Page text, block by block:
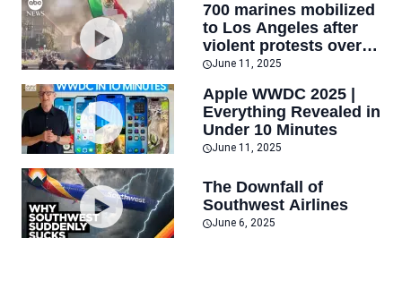
700 marines mobilized
to Los Angeles after
violent protests over
immigration raids
June 11, 2025
Apple WWDC 2025 |
Everything Revealed in
Under 10 Minutes
June 11, 2025
The Downfall of
Southwest Airlines
June 6, 2025